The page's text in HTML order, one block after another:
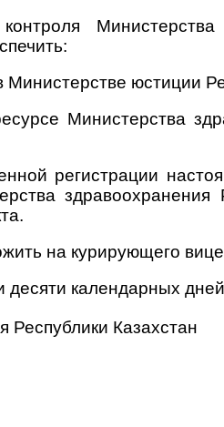
юстиции
Министерства
регистрации
на курирующего
календарных
Республики